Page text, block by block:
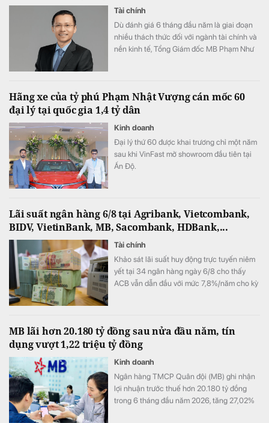
Tài chính
Dù đánh giá 6 tháng đầu năm là giai đoạn
nhiều thách thức đối với ngành tài chính và
nền kinh tế, Tổng Giám đốc MB Phạm Như
ra.
Hãng xe của tỷ phú Phạm Nhật Vượng cán mốc 60
đại lý tại quốc gia 1,4 tỷ dân
Kinh doanh
Đại lý thứ 60 được khai trương chỉ một năm
sau khi VinFast mở showroom đầu tiên tại
Ấn Độ.
Lãi suất ngân hàng 6/8 tại Agribank, Vietcombank,
BIDV, VietinBank, MB, Sacombank, HDBank,...
Tài chính
Khảo sát lãi suất huy động trực tuyến niêm
yết tại 34 ngân hàng ngày 6/8 cho thấy
ACB vẫn dẫn đầu với mức 7,8%/năm cho kỳ
MB lãi hơn 20.180 tỷ đồng sau nửa đầu năm, tín
dụng vượt 1,22 triệu tỷ đồng
Kinh doanh
Ngân hàng TMCP Quân đội (MB) ghi nhận
lợi nhuận trước thuế hơn 20.180 tỷ đồng
trong 6 tháng đầu năm 2026, tăng 27,02%